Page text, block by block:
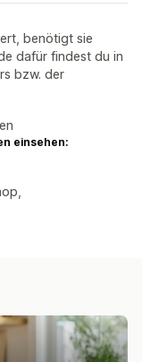
benötigt sie
dafür findest du in
bzw. der
einsehen: